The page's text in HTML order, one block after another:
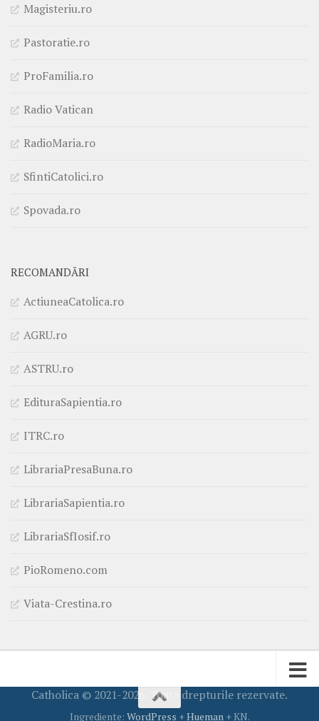
Magisteriu.ro
Pastoratie.ro
ProFamilia.ro
Radio Vatican
RadioMaria.ro
SfintiCatolici.ro
Spovada.ro
RECOMANDĂRI
ActiuneaCatolica.ro
AGRU.ro
ASTRU.ro
EdituraSapientia.ro
ITRC.ro
LibrariaPresaBuna.ro
LibrariaSapientia.ro
LibrariaSfIosif.ro
PioRomeno.com
Viata-Crestina.ro
Catholica © 2021-2026. Toate drepturile rezervate.
Ingrediente: WordPress +Hueman+ KN.